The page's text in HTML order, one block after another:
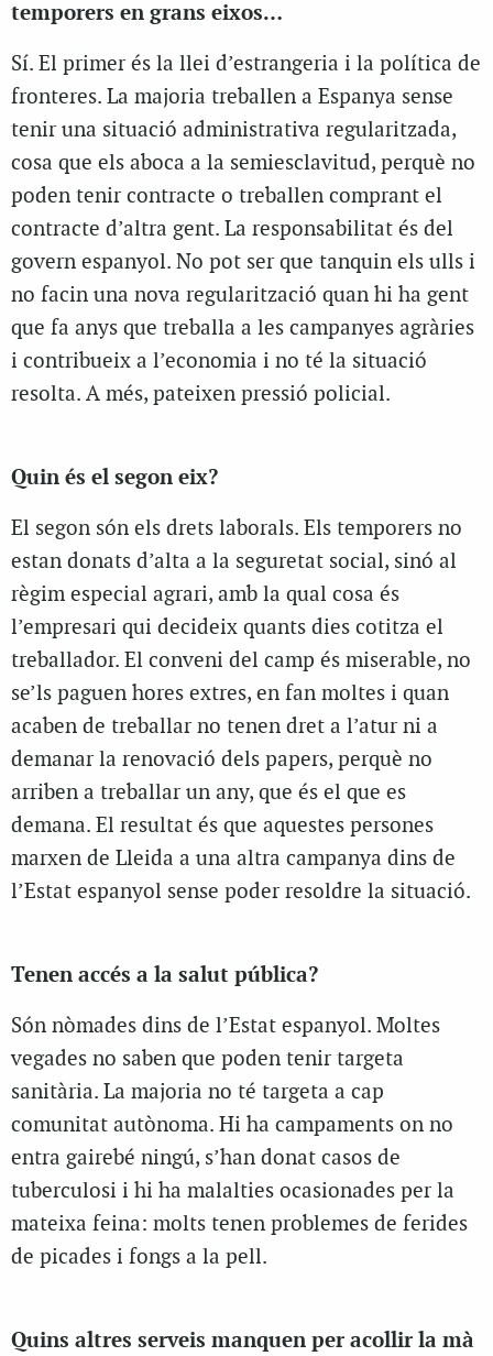
temporers en grans eixos…
Sí. El primer és la llei d’estrangeria i la política de
fronteres. La majoria treballen a Espanya sense
tenir una situació administrativa regularitzada,
cosa que els aboca a la semiesclavitud, perquè no
poden tenir contracte o treballen comprant el
contracte d’altra gent. La responsabilitat és del
govern espanyol. No pot ser que tanquin els ulls i
no facin una nova regularització quan hi ha gent
que fa anys que treballa a les campanyes agràries
i contribueix a l’economia i no té la situació
resolta. A més, pateixen pressió policial.
Quin és el segon eix?
El segon són els drets laborals. Els temporers no
estan donats d’alta a la seguretat social, sinó al
règim especial agrari, amb la qual cosa és
l’empresari qui decideix quants dies cotitza el
treballador. El conveni del camp és miserable, no
se’ls paguen hores extres, en fan moltes i quan
acaben de treballar no tenen dret a l’atur ni a
demanar la renovació dels papers, perquè no
arriben a treballar un any, que és el que es
demana. El resultat és que aquestes persones
marxen de Lleida a una altra campanya dins de
l’Estat espanyol sense poder resoldre la situació.
Tenen accés a la salut pública?
Són nòmades dins de l’Estat espanyol. Moltes
vegades no saben que poden tenir targeta
sanitària. La majoria no té targeta a cap
comunitat autònoma. Hi ha campaments on no
entra gairebé ningú, s’han donat casos de
tuberculosi i hi ha malalties ocasionades per la
mateixa feina: molts tenen problemes de ferides
de picades i fongs a la pell.
Quins altres serveis manquen per acollir la mà